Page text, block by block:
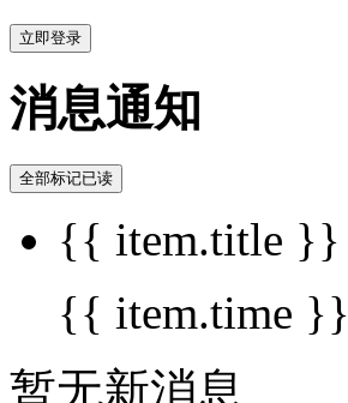
立即登录
消息通知
全部标记已读
{{ item.title }}
{{ item.time }}
暂无新消息